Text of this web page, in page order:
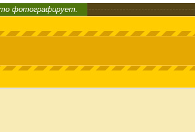
фотографирует.